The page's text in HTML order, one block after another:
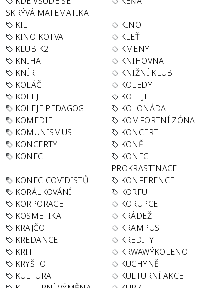
SKRÝVÁ MATEMATIKA
KILT
KINO
KINO KOTVA
KLEŤ
KLUB K2
KMENY
KNIHA
KNIHOVNA
KNÍR
KNIŽNÍ KLUB
KOLÁČ
KOLEDY
KOLEJ
KOLEJE
KOLEJE PEDAGOG
KOLONÁDA
KOMEDIE
KOMFORTNÍ ZÓNA
KOMUNISMUS
KONCERT
KONCERTY
KONĚ
KONEC
KONEC
PROKRASTINACE
KONEC-COVIDISTŮ
KONFERENCE
KORÁLKOVÁNÍ
KORFU
KORPORACE
KORUPCE
KOSMETIKA
KRÁDEŽ
KRAJČO
KRAMPUS
KREDANCE
KREDITY
KRIT
KRWAWÝKOLENO
KRYŠTOF
KUCHYNĚ
KULTURA
KULTURNÍ AKCE